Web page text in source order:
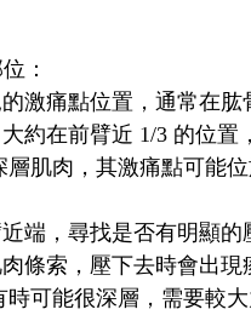
：
激痛點位置，通常在肱
約在前臂近 1/3 的位置
肌肉，其激痛點可能
端，尋找是否有明顯的
條索，壓下去時會出現
可能很深層，需要較